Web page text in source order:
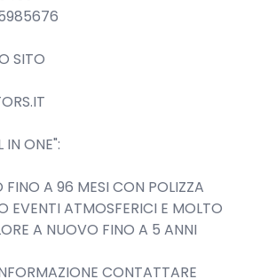
SITO
IN ONE":
FINO A 96 MESI CON POLIZZA
EVENTI ATMOSFERICI E MOLTO
A NUOVO FINO A 5 ANNI
CONTATTARE